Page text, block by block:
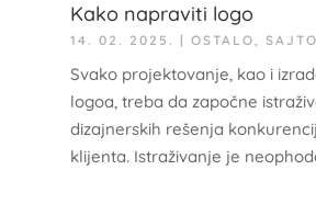
Kako napraviti logo
14. 02. 2025. | OSTALO,
Svako projektovanje, kao i
logoa, treba da započne
dizajnerskih rešenja
klijenta. Istraživanje je